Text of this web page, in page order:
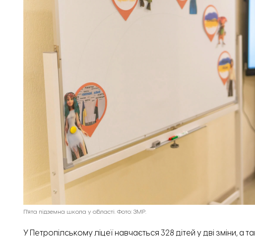
П'ята підземна школа у області. Фото: ЗМР.
У Петропілському ліцеї навчається 328 дітей у дві зміни, а